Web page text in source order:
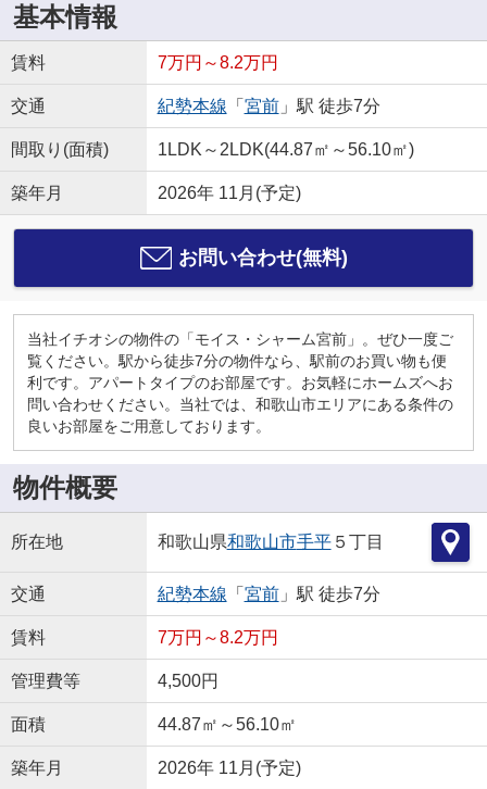
基本情報
賃料 7万円～8.2万円
交通 紀勢本線 「 宮前」駅 徒歩7分
間取り(面積) 1LDK～2LDK(44.87㎡～56.10㎡)
築年月 2026年 11月(予定)
お問い合わせ(無料)
当社イチオシの物件の「モイス・シャーム宮前」。ぜひ一度ご
覧ください。駅から徒歩7分の物件なら、駅前のお買い物も便
利です。アパートタイプのお部屋です。お気軽にホームズへお
問い合わせください。当社では、和歌山市エリアにある条件の
良いお部屋をご用意しております。
物件概要
所在地 和歌山県和歌山市手平５丁目
交通 紀勢本線 「 宮前」駅 徒歩7分
賃料 7万円～8.2万円
管理費等 4,500円
面積 44.87㎡～56.10㎡
築年月 2026年 11月(予定)